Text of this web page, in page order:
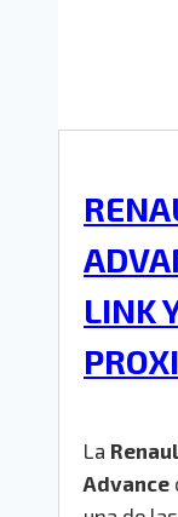
LINK
La
Advance